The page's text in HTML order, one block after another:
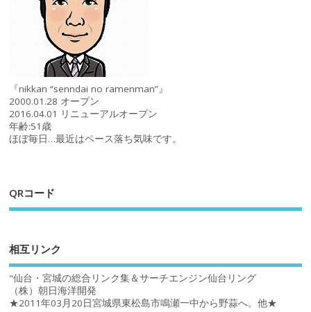
『nikkan “senndai no ramenman”』
2000.01.28 オープン
2016.04.01 リニューアルオープン
年齢:51歳
ほぼ毎日…最近はペース落ち気味です。
QRコード
相互リンク
"仙台・宮城の総合リンク集＆サーチエンジン仙台リング
（株）朝日海洋開発
★2011年03月20日宮城県東松島市鳴瀬一中から野蒜へ。他★